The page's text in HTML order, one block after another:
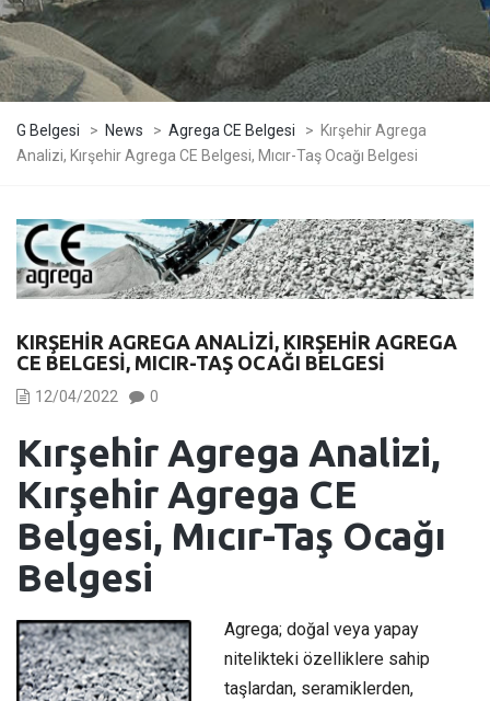
G Belgesi > News > Agrega CE Belgesi > Kırşehir Agrega
Analizi, Kırşehir Agrega CE Belgesi, Mıcır-Taş Ocağı Belgesi
KIRŞEHIR AGREGA ANALIZI, KIRŞEHIR AGREGA
CE BELGESI, MICIR-TAŞ OCAĞI BELGESI
12/04/2022 0
Kırşehir Agrega Analizi,
Kırşehir Agrega CE
Belgesi, Mıcır-Taş Ocağı
Belgesi
Agrega; doğal veya yapay
nitelikteki özelliklere sahip
taşlardan, seramiklerden,